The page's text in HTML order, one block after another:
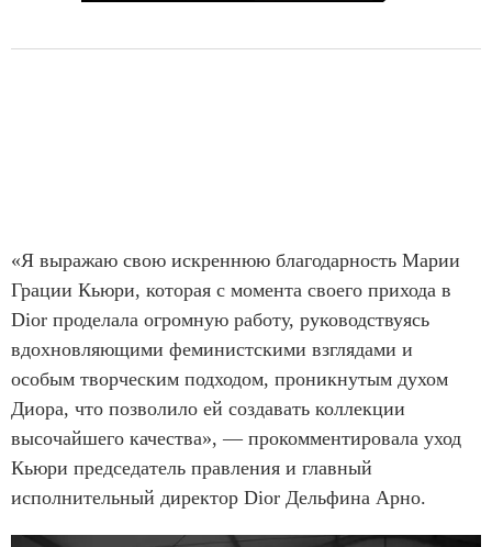
«Я выражаю свою искреннюю благодарность Марии
Грации Кьюри, которая с момента своего прихода в
Dior проделала огромную работу, руководствуясь
вдохновляющими феминистскими взглядами и
особым творческим подходом, проникнутым духом
Диора, что позволило ей создавать коллекции
высочайшего качества», — прокомментировала уход
Кьюри председатель правления и главный
исполнительный директор Dior Дельфина Арно.